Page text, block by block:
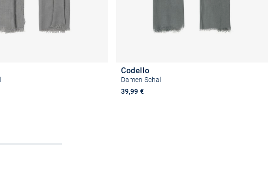
Codello
Damen Schal
39,99 €